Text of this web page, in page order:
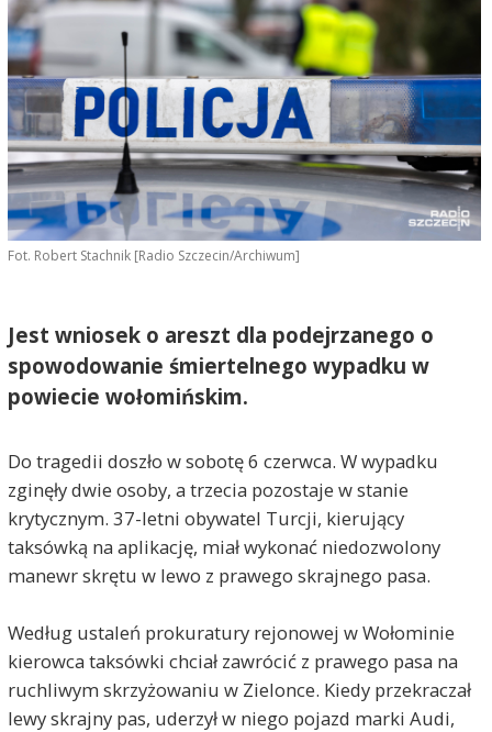
Fot. Robert Stachnik [Radio Szczecin/Archiwum]
Jest wniosek o areszt dla podejrzanego o
spowodowanie śmiertelnego wypadku w
powiecie wołomińskim.
Do tragedii doszło w sobotę 6 czerwca. W wypadku
zginęły dwie osoby, a trzecia pozostaje w stanie
krytycznym. 37-letni obywatel Turcji, kierujący
taksówką na aplikację, miał wykonać niedozwolony
manewr skrętu w lewo z prawego skrajnego pasa.
Według ustaleń prokuratury rejonowej w Wołominie
kierowca taksówki chciał zawrócić z prawego pasa na
ruchliwym skrzyżowaniu w Zielonce. Kiedy przekraczał
lewy skrajny pas, uderzył w niego pojazd marki Audi,